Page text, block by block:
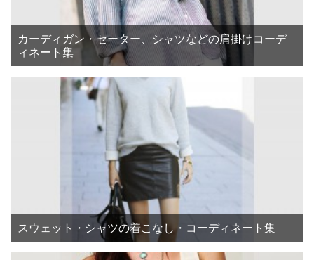
カーディガン・セーター、シャツなどの肩掛けコーデ
ィネート集
スウェット・シャツの着こなし・コーディネート集